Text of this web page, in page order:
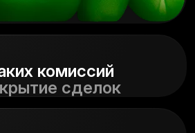
комиссий
сделок